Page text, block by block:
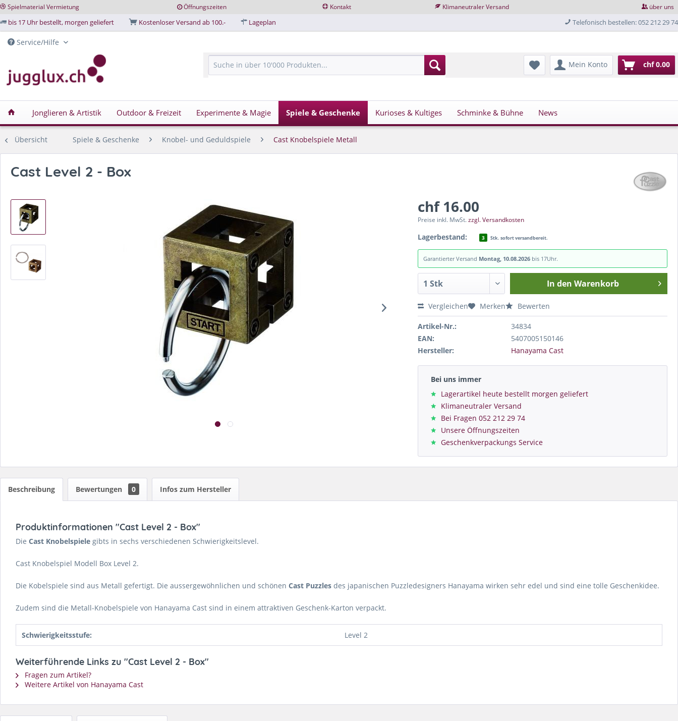
Spielmaterial Vermietung Öffnungszeiten Kontakt Klimaneutraler Versand über uns
bis 17 Uhr bestellt, morgen geliefert Kostenloser Versand ab 100.- Lageplan Telefonisch bestellen: 052 212 29 74
Service/Hilfe
Mein Konto chf 0.00
Jonglieren & Artistik Outdoor & Freizeit Experimente & Magie Spiele & Geschenke Kurioses & Kultiges Schminke & Bühne News
Übersicht Spiele & Geschenke Knobel- und Geduldspiele Cast Knobelspiele Metall
Cast Level 2 - Box
chf 16.00
Preise inkl. MwSt.zzgl. Versandkosten
Lagerbestand: 3 Stk. sofort versandbereit.
Garantierter Versand Montag, 10.08.2026 bis 17Uhr.
In den Warenkorb
Vergleichen Merken Bewerten
Artikel-Nr.:
34834
EAN:
5407005150146
Hersteller:
Hanayama Cast
Bei uns immer
Lagerartikel heute bestellt morgen geliefert
Klimaneutraler Versand
Bei Fragen 052 212 29 74
Unsere Öffnungszeiten
Geschenkverpackungs Service
Beschreibung Bewertungen 0 Infos zum Hersteller
Produktinformationen "Cast Level 2 - Box"
Die Cast Knobelspiele gibts in sechs verschiedenen Schwierigkeitslevel.
Cast Knobelspiel Modell Box Level 2.
Die Kobelspiele sind aus Metall gefertigt. Die aussergewöhnlichen und schönen Cast Puzzles des japanischen Puzzledesigners Hanayama wirken sehr edel und sind eine tolle Geschenkidee.
Zudem sind die Metall-Knobelspiele von Hanayama Cast sind in einem attraktiven Geschenk-Karton verpackt.
Schwierigkeitsstufe: Level 2
Weiterführende Links zu "Cast Level 2 - Box"
Fragen zum Artikel?
Weitere Artikel von Hanayama Cast